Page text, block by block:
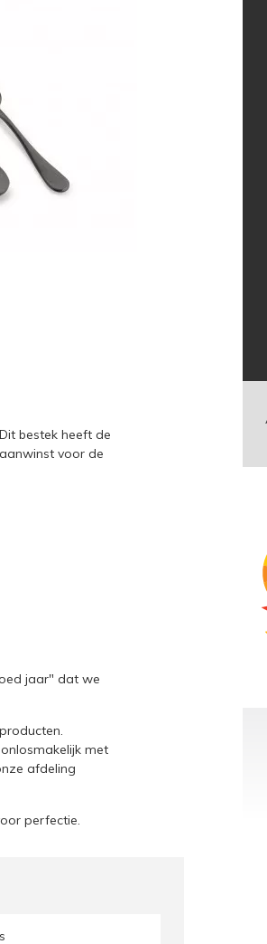
bestek heeft de
voor de
jaar" dat we
met
afdeling
perfectie.